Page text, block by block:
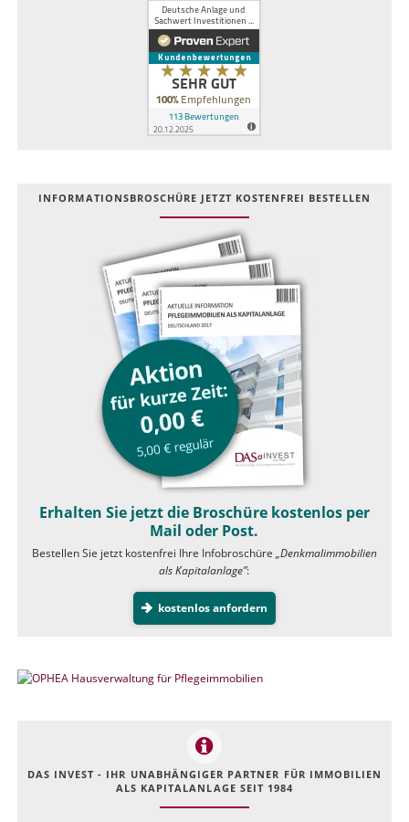
INFOR­MATIONS­BROSCHÜRE JETZT KOSTEN­FREI BESTELLEN
Erhalten Sie jetzt die Broschüre kostenlos per
Mail oder Post.
Bestellen Sie jetzt kostenfrei Ihre Infobroschüre „Denkmalimmobilien
als Kapitalanlage”:
kostenlos anfordern
DAS INVEST - IHR UNABHÄNGIGER PARTNER FÜR IMMOBILIEN
ALS KAPITALANLAGE SEIT 1984